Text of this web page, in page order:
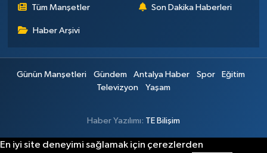
Tüm Manşetler Son Dakika Haberleri
Haber Arşivi
Günün Manşetleri Gündem Antalya Haber Spor
Eğitim
Televizyon
Yaşam
Haber Yazılımı: TE Bilişim
En iyi site deneyimi sağlamak için çerezlerden